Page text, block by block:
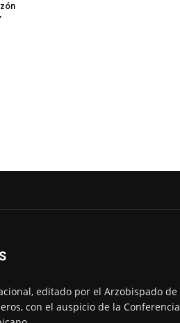
editado por el Arzobispado de
con el auspicio de la Conferencia